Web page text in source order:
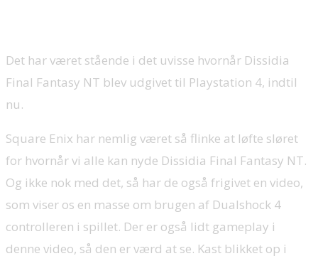
Det har været stående i det uvisse hvornår Dissidia
Final Fantasy NT blev udgivet til Playstation 4, indtil
nu.
Square Enix har nemlig været så flinke at løfte sløret
for hvornår vi alle kan nyde Dissidia Final Fantasy NT.
Og ikke nok med det, så har de også frigivet en video,
som viser os en masse om brugen af Dualshock 4
controlleren i spillet. Der er også lidt gameplay i
denne video, så den er værd at se. Kast blikket op i